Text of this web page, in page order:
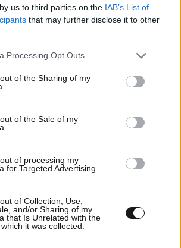
us to third parties on the IAB’s List of
that may further disclose it to other
website/app uses one or more Google
visit or usage behaviour. You may click to
to Google and its third-party tags to
specified purposes in below Google
Processing Opt Outs
of the Sharing of my
of the Sale of my
of processing my
for Targeted Advertising.
of Collection, Use,
and/or Sharing of my
that Is Unrelated with the
it was collected.
ΣΧΟΛΙΟ ΣΑΣ